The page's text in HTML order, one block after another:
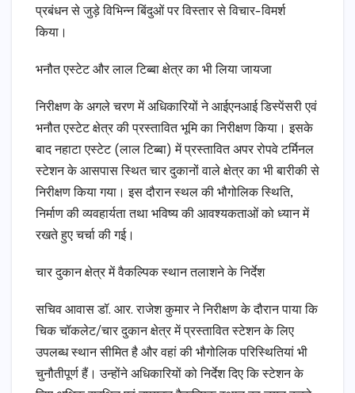
प्रबंधन से जुड़े विभिन्न बिंदुओं पर विस्तार से विचार-विमर्श
किया।
भनौत एस्टेट और लाल टिब्बा क्षेत्र का भी लिया जायजा
निरीक्षण के अगले चरण में अधिकारियों ने आईएनआई डिस्पेंसरी एवं
भनौत एस्टेट क्षेत्र की प्रस्तावित भूमि का निरीक्षण किया। इसके
बाद नहाटा एस्टेट (लाल टिब्बा) में प्रस्तावित अपर रोपवे टर्मिनल
स्टेशन के आसपास स्थित चार दुकानों वाले क्षेत्र का भी बारीकी से
निरीक्षण किया गया। इस दौरान स्थल की भौगोलिक स्थिति,
निर्माण की व्यवहार्यता तथा भविष्य की आवश्यकताओं को ध्यान में
रखते हुए चर्चा की गई।
चार दुकान क्षेत्र में वैकल्पिक स्थान तलाशने के निर्देश
सचिव आवास डॉ. आर. राजेश कुमार ने निरीक्षण के दौरान पाया कि
चिक चॉकलेट/चार दुकान क्षेत्र में प्रस्तावित स्टेशन के लिए
उपलब्ध स्थान सीमित है और वहां की भौगोलिक परिस्थितियां भी
चुनौतीपूर्ण हैं। उन्होंने अधिकारियों को निर्देश दिए कि स्टेशन के